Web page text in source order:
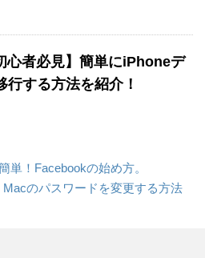
心者必見】簡単にiPhoneデ
行する方法を紹介！
単！Facebookの始め方。
のパスワードを変更する方法